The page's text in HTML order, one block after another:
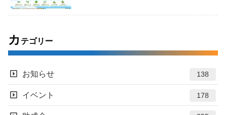
カ テゴリー
お知らせ 138
イベント 178